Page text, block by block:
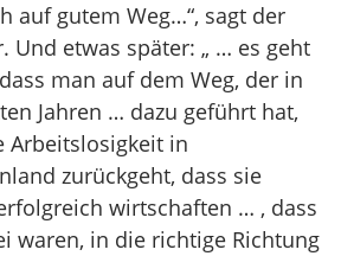
auf gutem Weg…“, sagt der
Und etwas später: „ … es geht
man auf dem Weg, der in
Jahren … dazu geführt hat,
Arbeitslosigkeit in
zurückgeht, dass sie
wirtschaften … , dass
waren, in die richtige Richtung